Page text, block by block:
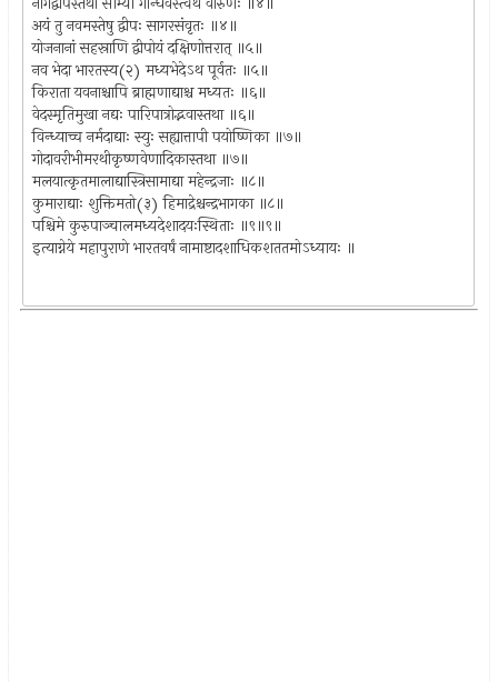
अयं तु नवमस्तेषु द्वीपः सागरसंवृतः ॥४॥
योजनानां सहस्राणि द्वीपोयं दक्षिणोत्तरात् ॥५॥
नव भेदा भारतस्य(२) मध्यभेदेऽथ पूर्वतः ॥५॥
किराता यवनाश्चापि ब्राह्मणाद्याश्च मध्यतः ॥६॥
वेदस्मृतिमुखा नद्यः पारिपात्रोद्भवास्तथा ॥६॥
विन्ध्याच्च नर्मदाद्याः स्युः सह्यात्तापी पयोष्णिका ॥७॥
गोदावरीभीमरथीकृष्णवेणादिकास्तथा ॥७॥
मलयात्कृतमालाद्यास्त्रिसामाद्या महेन्द्रजाः ॥८॥
कुमाराद्याः शुक्तिमतो(३) हिमाद्रेश्चन्द्रभागका ॥८॥
पश्चिमे कुरुपाञ्चालमध्यदेशादयःस्थिताः ॥९॥९॥
इत्याग्नेये महापुराणे भारतवर्षं नामाष्टादशाधिकशततमोऽध्यायः ॥